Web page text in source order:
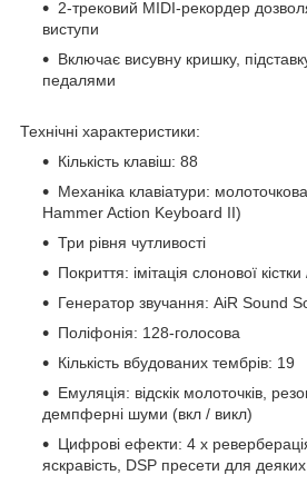
2-трековий MIDI-рекордер
виступи
Включає висувну кришку,
педалями
Технічні характеристики:
Кількість клавіш: 88
Механіка клавіатури:
Hammer Action Keyboard II)
Три рівня чутливості
Покриття: імітація слонової
Генератор звучання: AiR Sound
Поліфонія: 128-голосова
Кількість вбудованих тембрів: 19
Емуляція: відскік молоточків,
демпферні шуми (вкл / викл)
Цифрові ефекти: 4 х
яскравість, DSP пресети для деяких